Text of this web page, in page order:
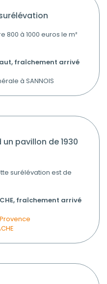
800 à 1000 euros le m²
fraîchement arrivé
à SANNOIS
surélévation est de
fraîchement arrivé
Provence